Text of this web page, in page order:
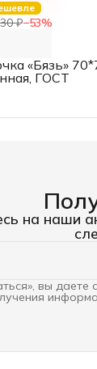
₽−53%
«Бязь»
ГОСТ
на наши
вы даете